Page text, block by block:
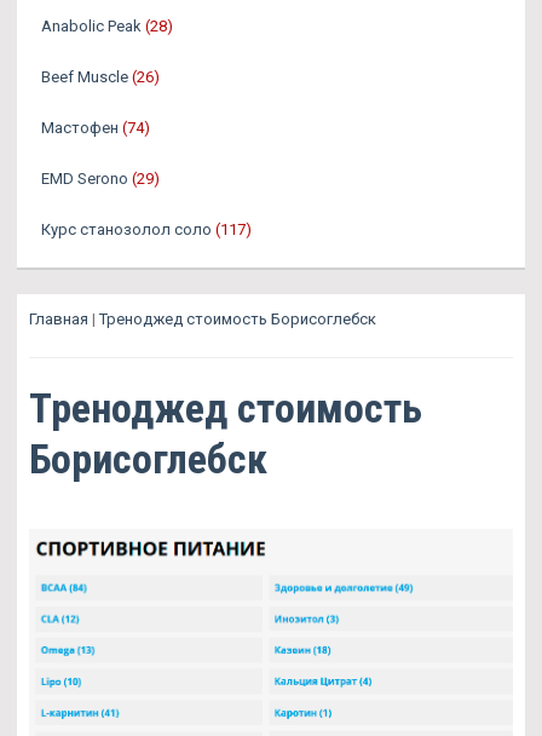
Anabolic Peak (28)
Beef Muscle (26)
Мастофен (74)
EMD Serono (29)
Курс станозолол соло (117)
Главная |Треноджед стоимость Борисоглебск
Треноджед стоимость
Борисоглебск